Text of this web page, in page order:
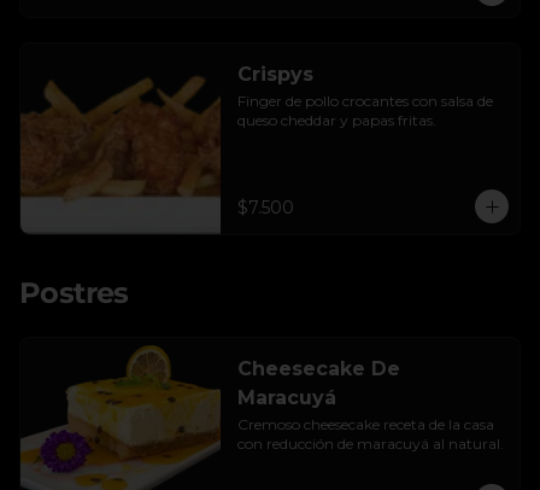
Crispys
Finger de pollo crocantes con salsa de
queso cheddar y papas fritas.
$7.500
Postres
Cheesecake De
Maracuyá
Cremoso cheesecake receta de la casa
con reducción de maracuyá al natural.